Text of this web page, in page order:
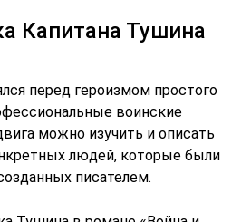
Капитана Тушина
перед героизмом простого
воинские
можно изучить и описать
людей, которые были
писателем.